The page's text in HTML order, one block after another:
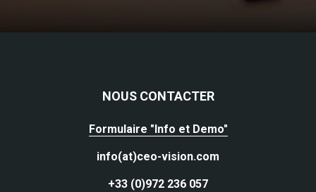
NOUS CONTACTER
Formulaire "Info et Demo"
info(at)ceo-vision.com
+33 (0)972 236 057